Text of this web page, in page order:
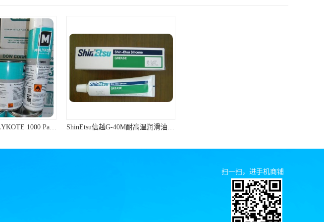
道康宁 1000 MOLYKOTE 1000 Paste 螺纹防卡剂 道康宁防卡剂 ShinEtsu信越G-40M耐高温润滑油硅脂油脂
扫一扫，进手机商铺